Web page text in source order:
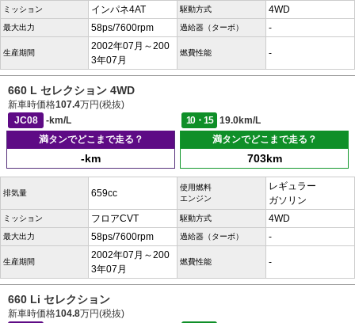
ミッション インパネ4AT 駆動方式 4WD
最大出力 58ps/7600rpm 過給器（ターボ） -
生産期間
2002年07月～200
3年07月
燃費性能 -
660 L セレクション 4WD
新車時価格107.4万円(税抜)
JC08
-km/L 10・15
19.0km/L
満タンでどこまで走る？
-km
満タンでどこまで走る？
703km
排気量 659cc
使用燃料
エンジン
レギュラー
ガソリン
ミッション フロアCVT 駆動方式 4WD
最大出力 58ps/7600rpm 過給器（ターボ） -
生産期間
2002年07月～200
3年07月
燃費性能 -
660 Li セレクション
新車時価格104.8万円(税抜)